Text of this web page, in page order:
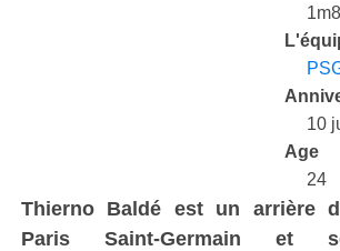
10
Age
24
Thierno Baldé est un arrière
Paris Saint-Germain et